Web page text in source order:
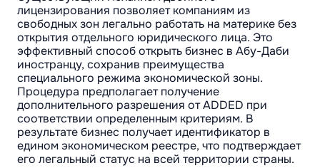
лицензирования позволяет компаниям из
свободных зон легально работать на материке без
открытия отдельного юридического лица. Это
эффективный способ открыть бизнес в Абу-Даби
иностранцу, сохранив преимущества
специального режима экономической зоны.
Процедура предполагает получение
дополнительного разрешения от ADDED при
соответствии определенным критериям. В
результате бизнес получает идентификатор в
едином экономическом реестре, что подтверждает
его легальный статус на всей территории страны.